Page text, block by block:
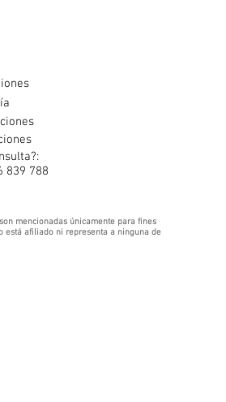
839 788
mencionadas únicamente para fines
está afiliado ni representa a ninguna de